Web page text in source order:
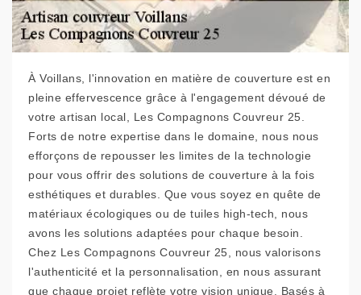
À Voillans, l'innovation en matière de couverture est en
pleine effervescence grâce à l'engagement dévoué de
votre artisan local, Les Compagnons Couvreur 25.
Forts de notre expertise dans le domaine, nous nous
efforçons de repousser les limites de la technologie
pour vous offrir des solutions de couverture à la fois
esthétiques et durables. Que vous soyez en quête de
matériaux écologiques ou de tuiles high-tech, nous
avons les solutions adaptées pour chaque besoin.
Chez Les Compagnons Couvreur 25, nous valorisons
l'authenticité et la personnalisation, en nous assurant
que chaque projet reflète votre vision unique. Basés à